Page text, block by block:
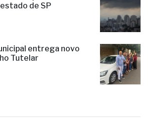
de SP
entrega novo
Tutelar